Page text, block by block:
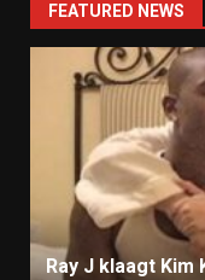
FEATURED NEWS
Ray J klaagt